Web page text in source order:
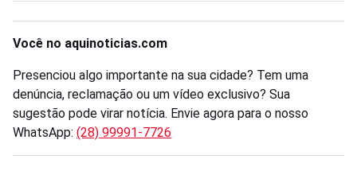
Você no aquinoticias.com
Presenciou algo importante na sua cidade? Tem uma
denúncia, reclamação ou um vídeo exclusivo? Sua
sugestão pode virar notícia. Envie agora para o nosso
WhatsApp: (28) 99991-7726